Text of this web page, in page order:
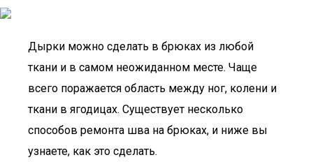
Дырки можно сделать в брюках из любой
ткани и в самом неожиданном месте. Чаще
всего поражается область между ног, колени и
ткани в ягодицах. Существует несколько
способов ремонта шва на брюках, и ниже вы
узнаете, как это сделать.